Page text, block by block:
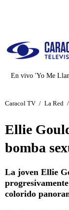
En vivo 'Yo Me
Caracol TV / La Red /
Ellie
bomba
La joven Ellie
colorido